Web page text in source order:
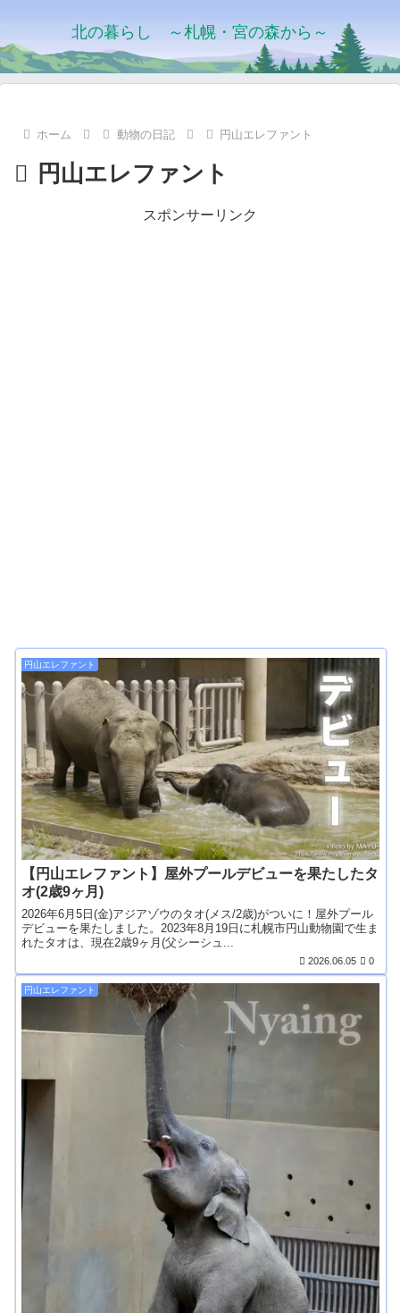
北の暮らし ～札幌・宮の森から～
ホーム 動物の日記 円山エレファント
円山エレファント
スポンサーリンク
円山エレファント
【円山エレファント】屋外プールデビューを果たしたタ
オ(2歳9ヶ月)
2026年6月5日(金)アジアゾウのタオ(メス/2歳)がついに！屋外プール
デビューを果たしました。2023年8月19日に札幌市円山動物園で生ま
れたタオは、現在2歳9ヶ月(父シーシュ...
2026.06.05 0
円山エレファント